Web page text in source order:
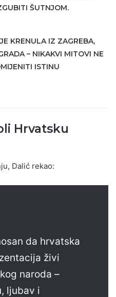
ŠUTNJOM.
KRENULA IZ ZAGREBA,
– NIKAKVI MITOVI NE
ISTINU
Hrvatsku
Dalić rekao:
da hrvatska
živi
naroda –
ljubav i